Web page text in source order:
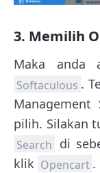
3. Memilih
Maka anda
Softaculous .
Management
pilih. Silakan
Search di
klik Opencart .